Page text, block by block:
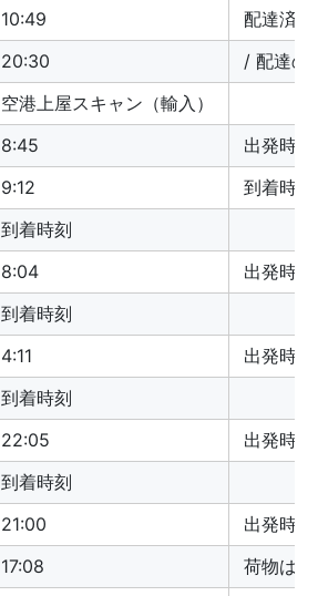
10:49
配達済み
20:30
/ 配達の
空港上屋スキャン（輸入）
8:45
出発時刻
9:12
到着時刻
到着時刻
8:04
出発時刻
到着時刻
4:11
出発時刻
到着時刻
22:05
出発時刻
到着時刻
21:00
出発時刻
17:08
荷物は